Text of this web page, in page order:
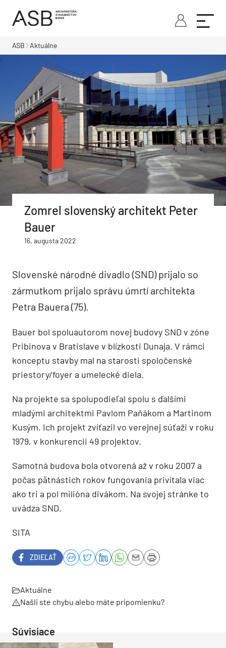
ASB Aktuálne
Zomrel slovenský architekt Peter
Bauer
16. augusta 2022
Slovenské národné divadlo (SND) prijalo so
zármutkom prijalo správu úmrtí architekta
Petra Bauera (75).
Bauer bol spoluautorom novej budovy SND v zóne
Pribinova v Bratislave v blízkosti Dunaja. V rámci
konceptu stavby mal na starosti spoločenské
priestory/foyer a umelecké diela.
Na projekte sa spolupodieľal spolu s ďalšími
mladými architektmi Pavlom Paňákom a Martinom
Kusým. Ich projekt zvíťazil vo verejnej súťaži v roku
1979, v konkurencii 49 projektov.
Samotná budova bola otvorená až v roku 2007 a
počas pätnástich rokov fungovania privítala viac
ako tri a pol milióna divákom. Na svojej stránke to
uvádza SND.
SITA
ZDIEĽAŤ
Aktuálne
Našli ste chybu alebo máte pripomienku?
Súvisiace